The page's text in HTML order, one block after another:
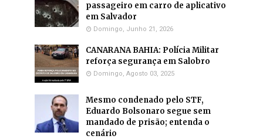
passageiro em carro de aplicativo
em Salvador
Domingo, Junho 21, 2026
CANARANA BAHIA: Polícia Militar
reforça segurança em Salobro
Domingo, Agosto 03, 2025
Mesmo condenado pelo STF,
Eduardo Bolsonaro segue sem
mandado de prisão; entenda o
cenário